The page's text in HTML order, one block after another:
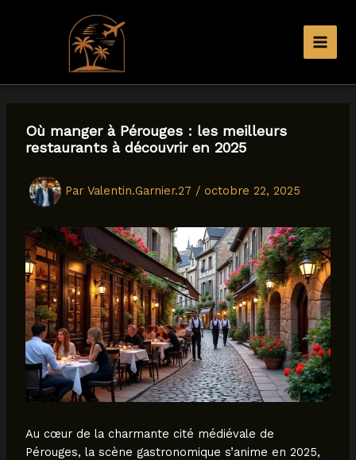
Aller
contenuOù manger à Pérouges : les meilleurs
restaurants à découvrir en 2025
Par Valentin.Garnier.27 / octobre 22, 2025
Au cœur de la charmante cité médiévale de
Pérouges, la scène gastronomique s’anime en 2025,